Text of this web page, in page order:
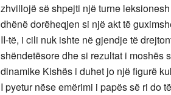
zhvillojë së shpejti një turne
dhënë dorëheqjen si një akt të
II-të, i cili nuk ishte në gjendje të
shëndetësore dhe si rezultat i moshës
dinamike Kishës i duhet jo një figurë
I pyetur nëse emërimi i papës së ri do